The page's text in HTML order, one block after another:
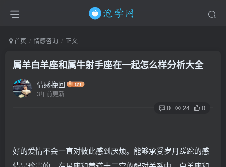
首页 情感咨询 正文
属羊白羊座和属牛射手座在一起怎么样分析大全
情感挽回
3年前更新
0 24 0
好的爱情不会一直对彼此感到厌烦。能够承受岁月蹉跎的感